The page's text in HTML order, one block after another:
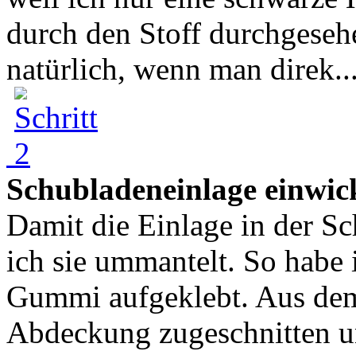
durch den Stoff
natürlich, wenn man
Schubladeneinlage
Damit die Einlage in der
ich sie ummantelt. So
Gummi aufgeklebt. Aus
Abdeckung zugeschnitten